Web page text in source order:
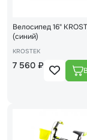
Велосипед 16"
(синий)
KROSTEK
7 560 ₽